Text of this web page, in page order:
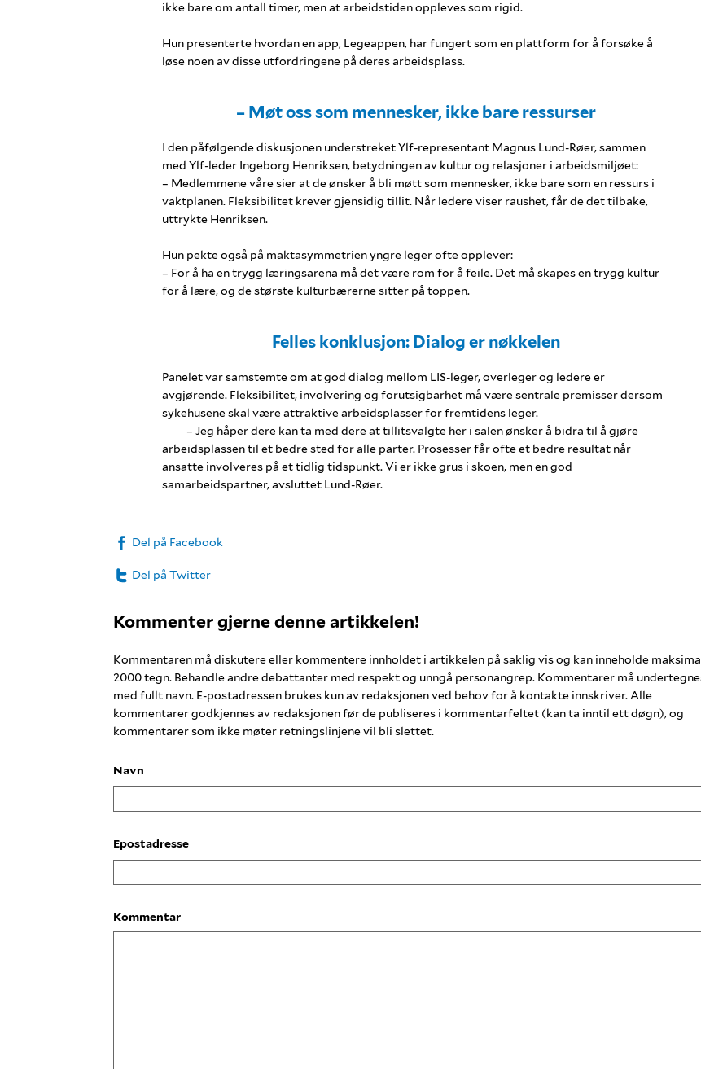
ikke bare om antall timer, men at arbeidstiden oppleves som rigid.
Hun presenterte hvordan en app, Legeappen, har fungert som en plattform for å forsøke å
løse noen av disse utfordringene på deres arbeidsplass.
– Møt oss som mennesker, ikke bare ressurser
I den påfølgende diskusjonen understreket Ylf-representant Magnus Lund-Røer, sammen
med Ylf-leder Ingeborg Henriksen, betydningen av kultur og relasjoner i arbeidsmiljøet:
– Medlemmene våre sier at de ønsker å bli møtt som mennesker, ikke bare som en ressurs i
vaktplanen. Fleksibilitet krever gjensidig tillit. Når ledere viser raushet, får de det tilbake,
uttrykte Henriksen.
Hun pekte også på maktasymmetrien yngre leger ofte opplever:
– For å ha en trygg læringsarena må det være rom for å feile. Det må skapes en trygg kultur
for å lære, og de største kulturbærerne sitter på toppen.
Felles konklusjon: Dialog er nøkkelen
Panelet var samstemte om at god dialog mellom LIS-leger, overleger og ledere er
avgjørende. Fleksibilitet, involvering og forutsigbarhet må være sentrale premisser dersom
sykehusene skal være attraktive arbeidsplasser for fremtidens leger.
– Jeg håper dere kan ta med dere at tillitsvalgte her i salen ønsker å bidra til å gjøre
arbeidsplassen til et bedre sted for alle parter. Prosesser får ofte et bedre resultat når
ansatte involveres på et tidlig tidspunkt. Vi er ikke grus i skoen, men en god
samarbeidspartner, avsluttet Lund-Røer.
Del på Facebook
Del på Twitter
Kommenter gjerne denne artikkelen!
Kommentaren må diskutere eller kommentere innholdet i artikkelen på saklig vis og kan inneholde
2000 tegn. Behandle andre debattanter med respekt og unngå personangrep. Kommentarer må
med fullt navn. E-postadressen brukes kun av redaksjonen ved behov for å kontakte innskriver. Alle
kommentarer godkjennes av redaksjonen før de publiseres i kommentarfeltet (kan ta inntil ett døgn), og
kommentarer som ikke møter retningslinjene vil bli slettet.
Navn
Epostadresse
Kommentar